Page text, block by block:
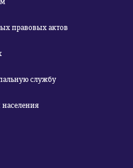
правовых актов
службу